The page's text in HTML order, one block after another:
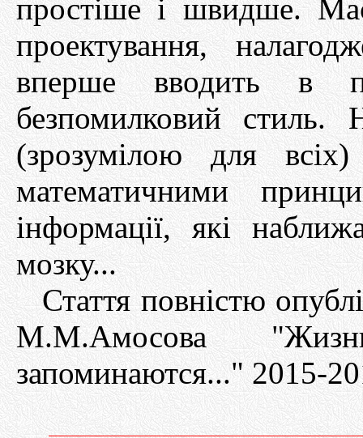
простіше і швидше.
проектування,
вперше вводить в
безпомилковий стиль.
(зрозумілою для
математичними
інформації, які
мозку...
Стаття повністю
М.М.Амосова
запоминаются..." 2015-